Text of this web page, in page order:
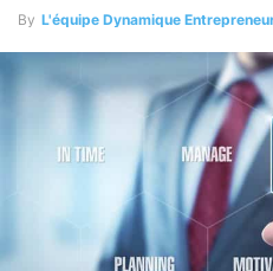
By L'équipe Dynamique